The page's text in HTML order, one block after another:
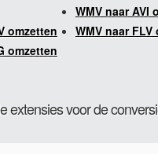
WMV naar AVI
omzetten
WMV naar FLV
omzetten
extensies voor de